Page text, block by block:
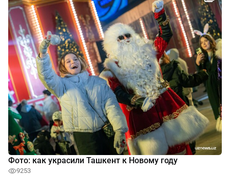
Фото: как украсили Ташкент к Новому году
9253